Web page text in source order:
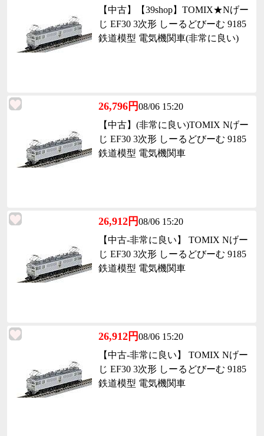
【中古】【39shop】TOMIX★Nげー
じ EF30 3次形 しーるどびーむ 9185
鉄道模型 電気機関車(非常に良い)
26,796円08/06 15:20
【中古】(非常に良い)TOMIX Nげー
じ EF30 3次形 しーるどびーむ 9185
鉄道模型 電気機関車
26,912円08/06 15:20
【中古-非常に良い】 TOMIX Nげー
じ EF30 3次形 しーるどびーむ 9185
鉄道模型 電気機関車
26,912円08/06 15:20
【中古-非常に良い】 TOMIX Nげー
じ EF30 3次形 しーるどびーむ 9185
鉄道模型 電気機関車